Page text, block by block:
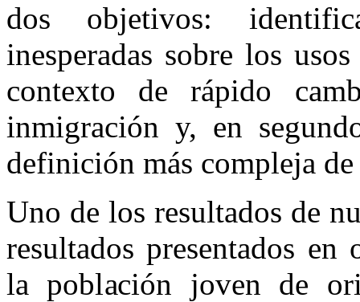
dos objetivos:
inesperadas sobre los
contexto de rápido
inmigración y, en
definición más compleja
Uno de los resultados de
resultados presentados
la población joven de